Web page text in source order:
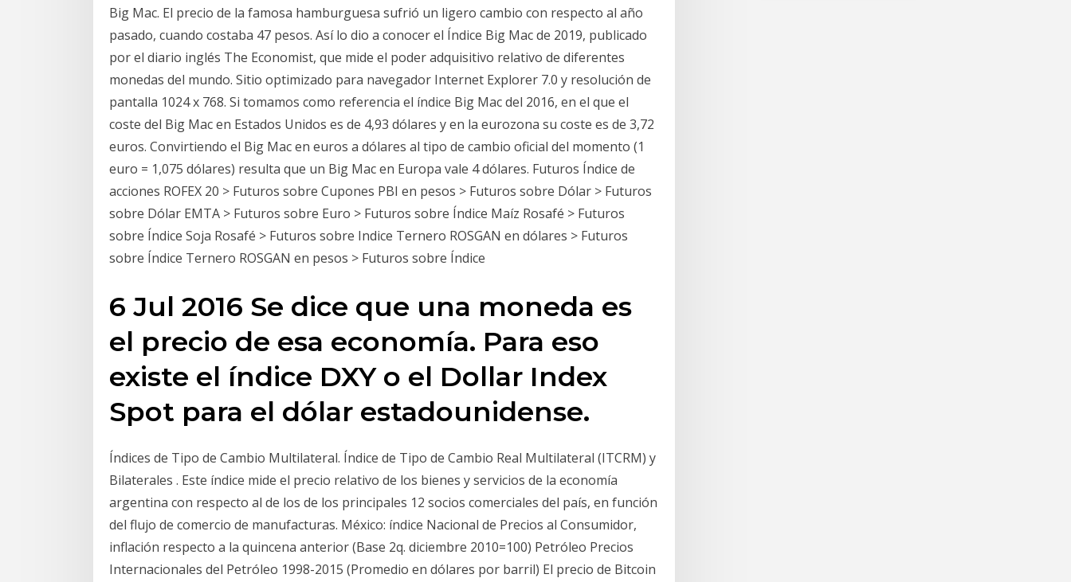
Big Mac. El precio de la famosa hamburguesa sufrió un ligero cambio con respecto al año
pasado, cuando costaba 47 pesos. Así lo dio a conocer el Índice Big Mac de 2019, publicado
por el diario inglés The Economist, que mide el poder adquisitivo relativo de diferentes
monedas del mundo. Sitio optimizado para navegador Internet Explorer 7.0 y resolución de
pantalla 1024 x 768. Si tomamos como referencia el índice Big Mac del 2016, en el que el
coste del Big Mac en Estados Unidos es de 4,93 dólares y en la eurozona su coste es de 3,72
euros. Convirtiendo el Big Mac en euros a dólares al tipo de cambio oficial del momento (1
euro = 1,075 dólares) resulta que un Big Mac en Europa vale 4 dólares. Futuros Índice de
acciones ROFEX 20 > Futuros sobre Cupones PBI en pesos > Futuros sobre Dólar > Futuros
sobre Dólar EMTA > Futuros sobre Euro > Futuros sobre Índice Maíz Rosafé > Futuros
sobre Índice Soja Rosafé > Futuros sobre Indice Ternero ROSGAN en dólares > Futuros
sobre Índice Ternero ROSGAN en pesos > Futuros sobre Índice
6 Jul 2016 Se dice que una moneda es
el precio de esa economía. Para eso
existe el índice DXY o el Dollar Index
Spot para el dólar estadounidense.
Índices de Tipo de Cambio Multilateral. Índice de Tipo de Cambio Real Multilateral (ITCRM) y
Bilaterales . Este índice mide el precio relativo de los bienes y servicios de la economía
argentina con respecto al de los de los principales 12 socios comerciales del país, en función
del flujo de comercio de manufacturas. México: índice Nacional de Precios al Consumidor,
inflación respecto a la quincena anterior (Base 2q. diciembre 2010=100) Petróleo Precios
Internacionales del Petróleo 1998-2015 (Promedio en dólares por barril) El precio de Bitcoin